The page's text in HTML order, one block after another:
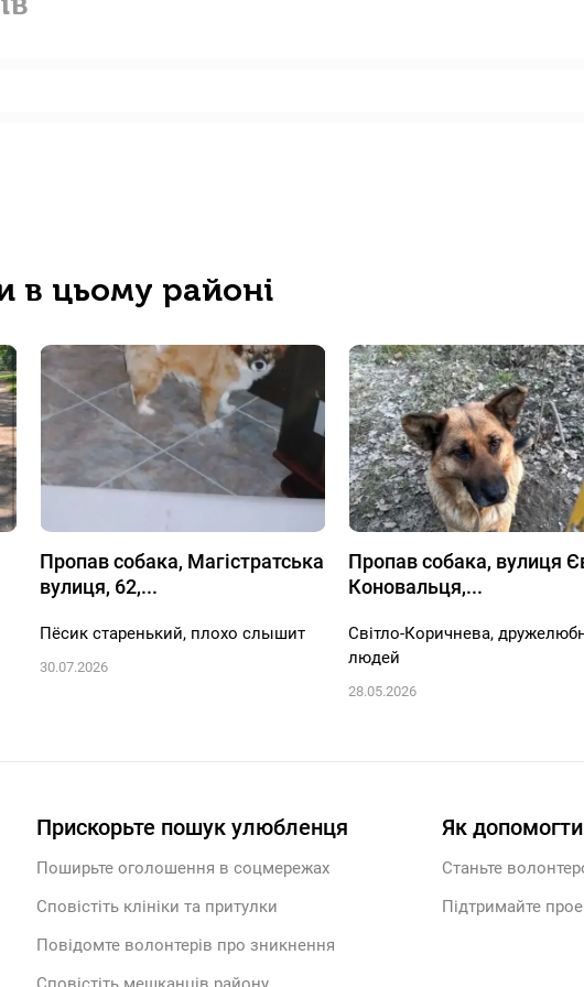
в цьому районі
Пропав собака, Магістратська
вулиця, 62,...
Пёсик старенький, плохо слышит
30.07.2026
Пропав собака, вулиця
Коновальця,...
Світло-Коричнева,
людей
28.05.2026
Прискорьте пошук улюбленця
Поширьте оголошення в соцмережах
Сповістіть клініки та притулки
Повідомте волонтерів про зникнення
Як допомогти
Станьте
Підтримайте